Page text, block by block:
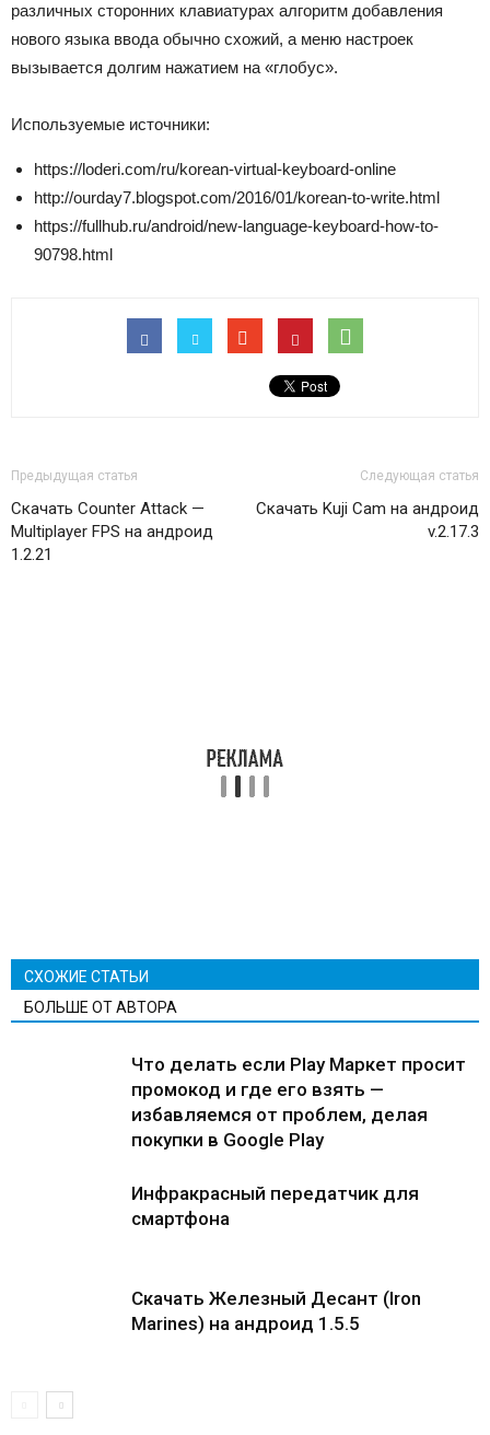
различных сторонних клавиатурах алгоритм добавления
нового языка ввода обычно схожий, а меню настроек
вызывается долгим нажатием на «глобус».
Используемые источники:
https://loderi.com/ru/korean-virtual-keyboard-online
http://ourday7.blogspot.com/2016/01/korean-to-write.html
https://fullhub.ru/android/new-language-keyboard-how-to-
90798.html
Предыдущая статья
Скачать Counter Attack —
Multiplayer FPS на андроид
1.2.21
Следующая статья
Скачать Kuji Cam на андроид
v.2.17.3
СХОЖИЕ СТАТЬИ
БОЛЬШЕ ОТ АВТОРА
Что делать если Play Маркет просит
промокод и где его взять —
избавляемся от проблем, делая
покупки в Google Play
Инфракрасный передатчик для
смартфона
Скачать Железный Десант (Iron
Marines) на андроид 1.5.5